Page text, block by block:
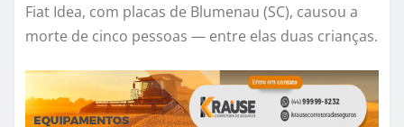
Fiat Idea, com placas de Blumenau (SC), causou a
morte de cinco pessoas — entre elas duas crianças.